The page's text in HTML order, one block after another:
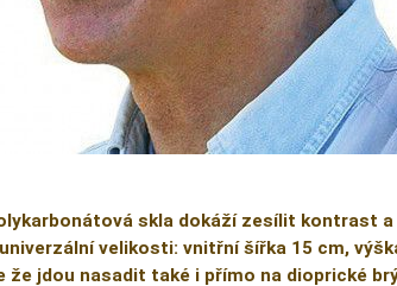
skla dokáží zesílit kontrast
velikosti: vnitřní šířka 15 cm,
že jdou nasadit také i přímo na dioprické